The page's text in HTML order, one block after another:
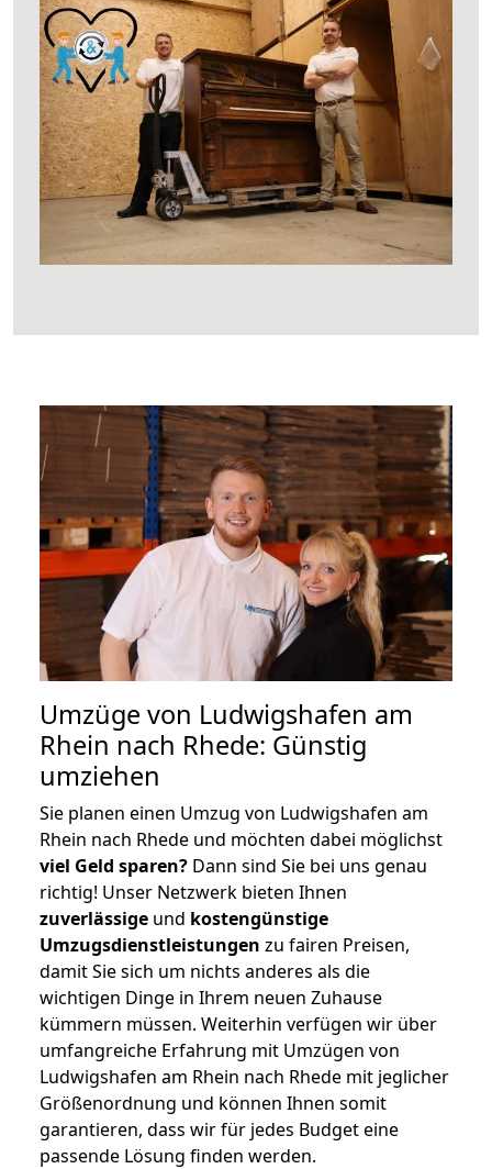
Umzüge von Ludwigshafen am
Rhein nach Rhede: Günstig
umziehen
Sie planen einen Umzug von Ludwigshafen am
Rhein nach Rhede und möchten dabei möglichst
viel Geld sparen? Dann sind Sie bei uns genau
richtig! Unser Netzwerk bieten Ihnen
zuverlässige und kostengünstige
Umzugsdienstleistungen zu fairen Preisen,
damit Sie sich um nichts anderes als die
wichtigen Dinge in Ihrem neuen Zuhause
kümmern müssen. Weiterhin verfügen wir über
umfangreiche Erfahrung mit Umzügen von
Ludwigshafen am Rhein nach Rhede mit jeglicher
Größenordnung und können Ihnen somit
garantieren, dass wir für jedes Budget eine
passende Lösung finden werden.